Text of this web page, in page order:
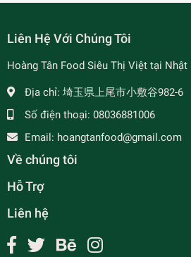
Liên Hệ Với Chúng Tôi
Hoàng Tân Food Siêu Thị Việt tại Nhật
Địa chỉ: 埼玉県上尾市小敷谷982-6
Số điện thoại: 08036881006
Email: hoangtanfood@gmail.com
Về chúng tôi
Hỗ Trợ
Liên hệ
undefined